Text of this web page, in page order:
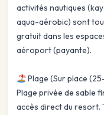
activités nautiques
aqua-aérobic) sont
gratuit dans les
aéroport (payante).
Plage (Sur place
Plage privée de sable
accès direct du resort.